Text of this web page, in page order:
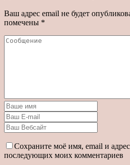
Ваш адрес email не будет
помечены *
Сохраните моё имя, email и
последующих моих комментариев